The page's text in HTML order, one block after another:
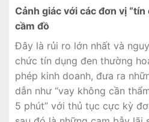
Cảnh giác với các đơn vị
cầm đồ
Đây là rủi ro lớn nhất và
chức tín dụng đen thường
phép kinh doanh, đưa ra
dẫn như “vay không cần
5 phút” với thủ tục cực kỳ